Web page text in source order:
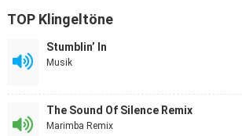
TOP Klingeltöne
Stumblin’ In
Musik
The Sound Of Silence Remix
Marimba Remix